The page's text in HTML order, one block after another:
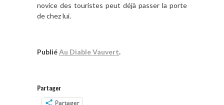
novice des touristes peut déjà passer la porte
de chez lui.
PubliéAu Diable Vauvert.
Partager
Partager